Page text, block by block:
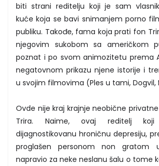
biti strani reditelju koji je sam
kuće koja se bavi snimanjem porno
publiku. Takođe, fama koja prati fon
njegovim sukobom sa američkom
poznat i po svom animozitetu prema
negatovnom prikazu njene istorije i
u svojim filmovima (Ples u tami, Dogvil,
Ovde nije kraj krajnje neobične
Trira. Naime, ovaj reditelj
dijagnostikovanu hroničnu depresiju,
proglašen personom non
napravio za neke neslanu šalu o tome